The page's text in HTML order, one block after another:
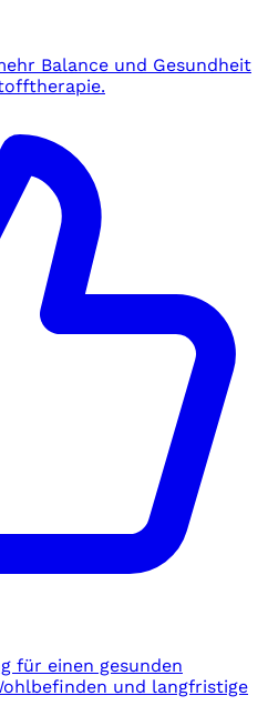
Balance und Gesundheit
für einen gesunden
und langfristige